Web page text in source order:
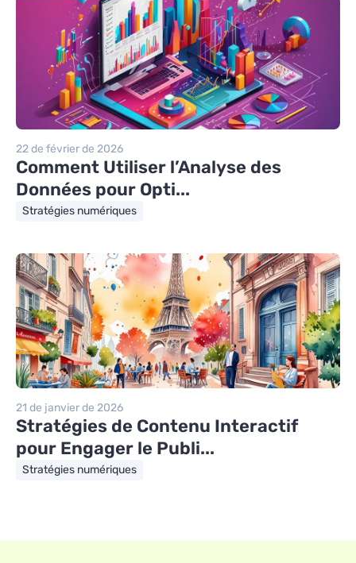
22 de février de 2026
Comment Utiliser l’Analyse des
Données pour Opti...
Stratégies numériques
21 de janvier de 2026
Stratégies de Contenu Interactif
pour Engager le Publi...
Stratégies numériques